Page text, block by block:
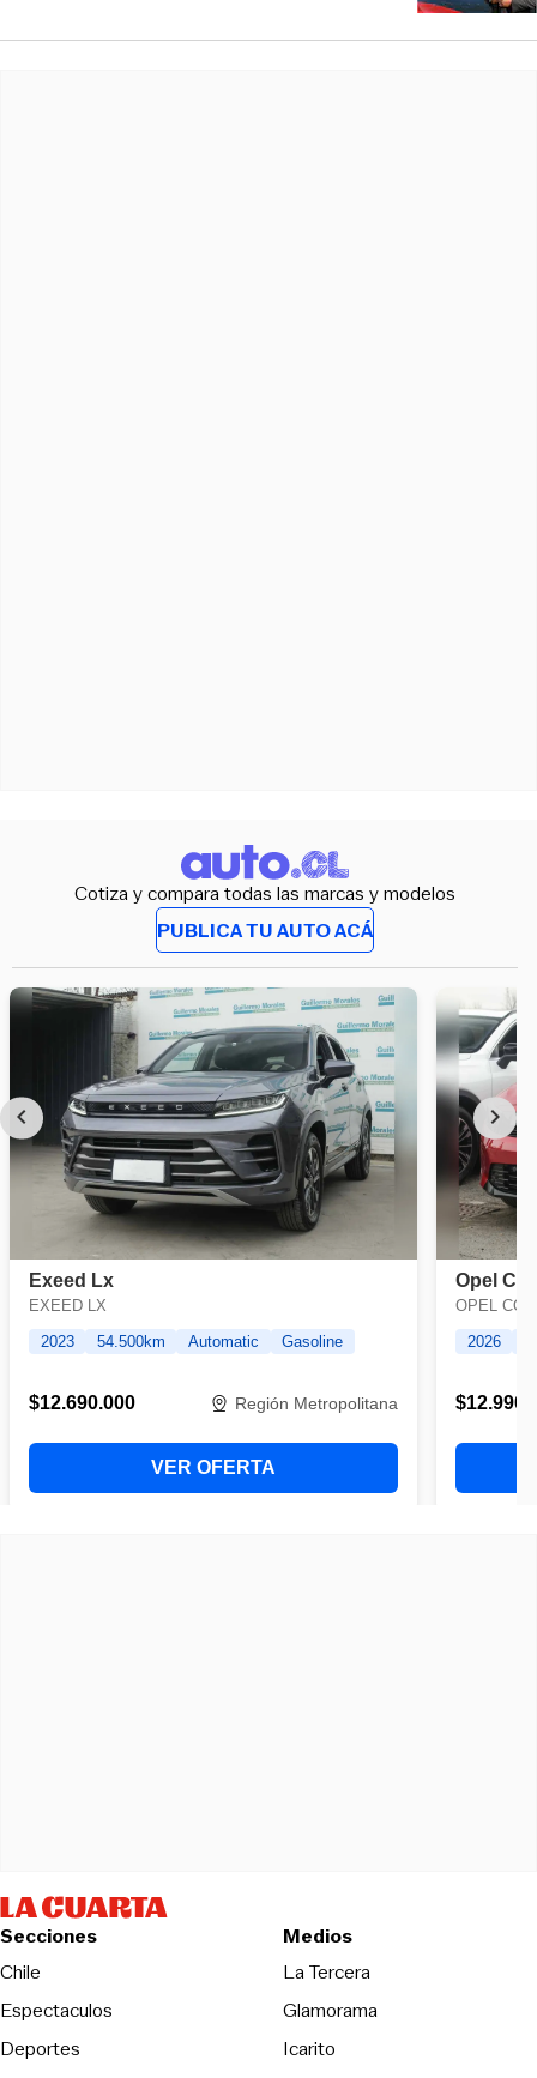
Cotiza y compara todas las marcas y modelos
PUBLICA TU AUTO ACÁ
Secciones
Chile
Espectaculos
Deportes
Medios
La TerceraOpens in new
Glamorama
Icarito